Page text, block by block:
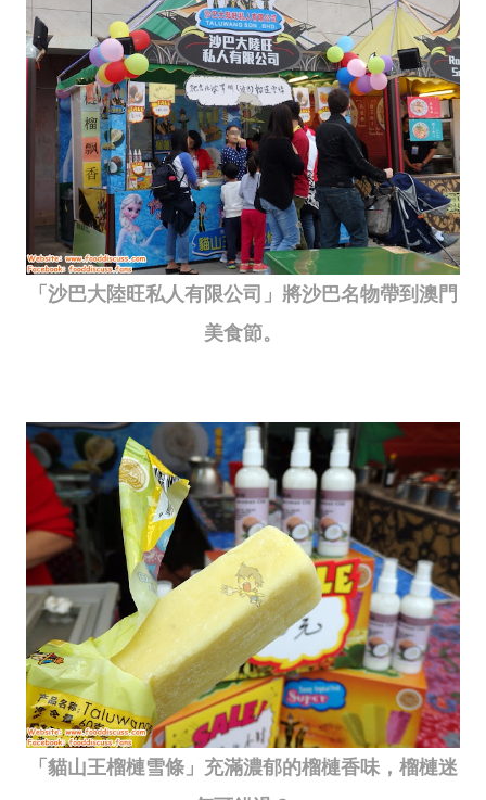
「沙巴大陸旺私人有限公司」將沙巴名物帶到澳門
美食節。
「貓山王榴槤雪條」充滿濃郁的榴槤香味，榴槤迷